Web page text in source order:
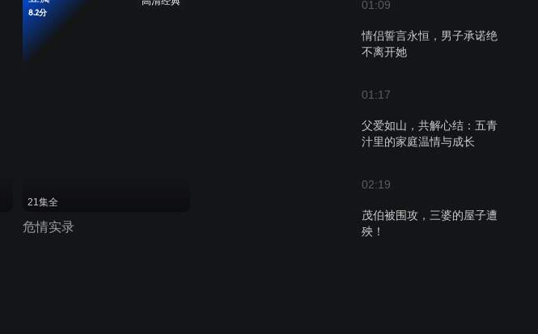
01:09
情侣誓言永恒，男子承诺绝
不离开她
01:17
父爱如山，共解心结：五青
汁里的家庭温情与成长
02:19
茂伯被围攻，三婆的屋子遭
殃！
8.2分
21集全
危情实录